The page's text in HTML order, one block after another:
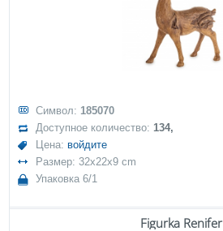
Символ: 185070
Доступное количество:134,
Цена: войдите
Размер: 32x22x9 cm
Упаковка 6/1
Figurka Renifer